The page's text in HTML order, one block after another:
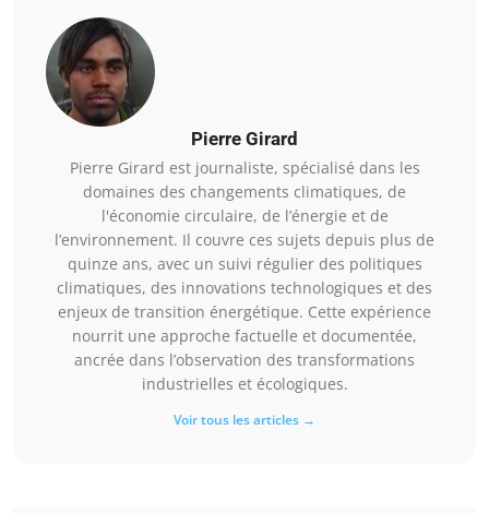
Pierre Girard
Pierre Girard est journaliste, spécialisé dans les
domaines des changements climatiques, de
l'économie circulaire, de l’énergie et de
l’environnement. Il couvre ces sujets depuis plus de
quinze ans, avec un suivi régulier des politiques
climatiques, des innovations technologiques et des
enjeux de transition énergétique. Cette expérience
nourrit une approche factuelle et documentée,
ancrée dans l’observation des transformations
industrielles et écologiques.
Voir tous les articles →